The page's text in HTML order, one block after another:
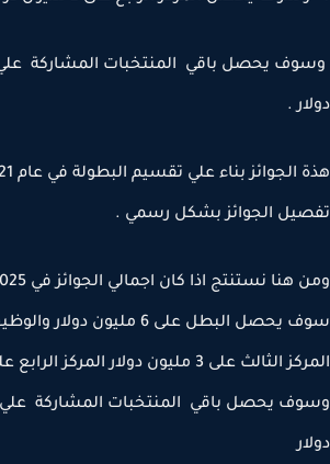
.
الجوائز بشكل رسمي .